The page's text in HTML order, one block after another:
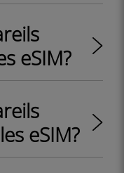
eSIM?
eSIM?